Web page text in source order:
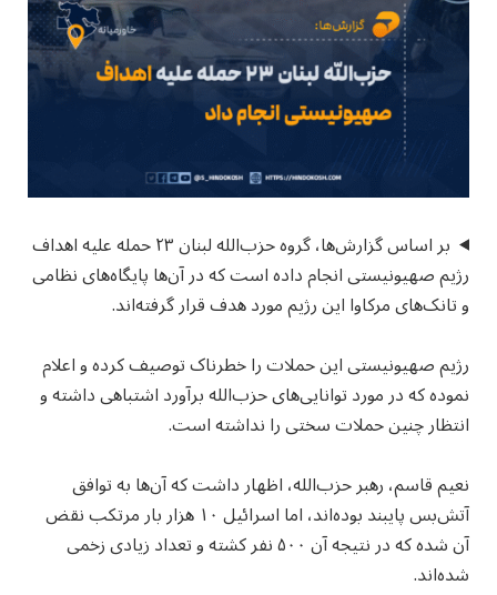
بر اساس گزارش‌ها، گروه حزب‌الله لبنان ۲۳ حمله علیه اهداف
رژیم صهیونیستی انجام داده است که در آن‌ها پایگاه‌های نظامی
و تانک‌های مرکاوا این رژیم مورد هدف قرار گرفته‌اند.
رژیم صهیونیستی این حملات را خطرناک توصیف کرده و اعلام
نموده که در مورد توانایی‌های حزب‌الله برآورد اشتباهی داشته و
انتظار چنین حملات سختی را نداشته است.
نعیم قاسم، رهبر حزب‌الله، اظهار داشت که آن‌ها به توافق
آتش‌بس پایبند بوده‌اند، اما اسرائیل ۱۰ هزار بار مرتکب نقض
آن شده که در نتیجه آن ۵۰۰ نفر کشته و تعداد زیادی زخمی
شده‌اند.